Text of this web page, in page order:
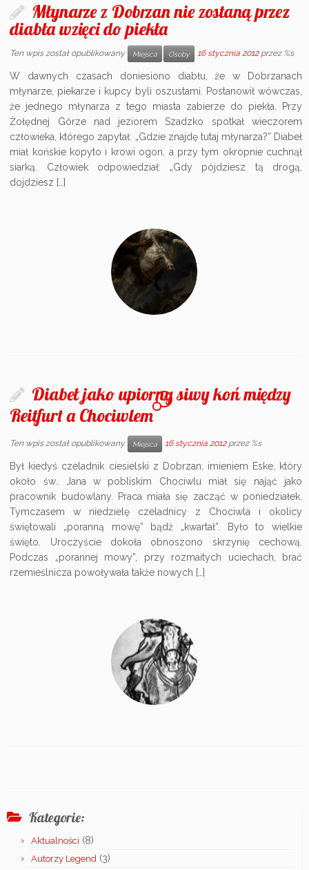
Młynarze z Dobrzan nie zostaną przez
diabła wzięci do piekła
Ten wpis został opublikowany Miejsca Osoby 16 stycznia 2012 przez %s
W dawnych czasach doniesiono diabłu, że w Dobrzanach
młynarze, piekarze i kupcy byli oszustami. Postanowił wówczas,
że jednego młynarza z tego miasta zabierze do piekła. Przy
Żołędnej Górze nad jeziorem Szadzko spotkał wieczorem
człowieka, którego zapytał: „Gdzie znajdę tutaj młynarza?” Diabeł
miał końskie kopyto i krowi ogon, a przy tym okropnie cuchnął
siarką. Człowiek odpowiedział: „Gdy pójdziesz tą drogą,
dojdziesz […]
Diabeł jako upiorny siwy koń między
Reitfurt a Chociwlem
1
Ten wpis został opublikowany Miejsca 16 stycznia 2012 przez %s
Był kiedyś czeladnik ciesielski z Dobrzan, imieniem Eske, który
około św.. Jana w pobliskim Chociwlu miał się nająć jako
pracownik budowlany. Praca miała się zacząć w poniedziałek.
Tymczasem w niedzielę czeladnicy z Chociwla i okolicy
świętowali „poranną mowę” bądź „kwartał”. Było to wielkie
święto. Uroczyście dokoła obnoszono skrzynię cechową.
Podczas „porannej mowy”, przy rozmaitych uciechach, brać
rzemieślnicza powoływała także nowych […]
Kategorie:
Aktualności (8)
Autorzy Legend (3)